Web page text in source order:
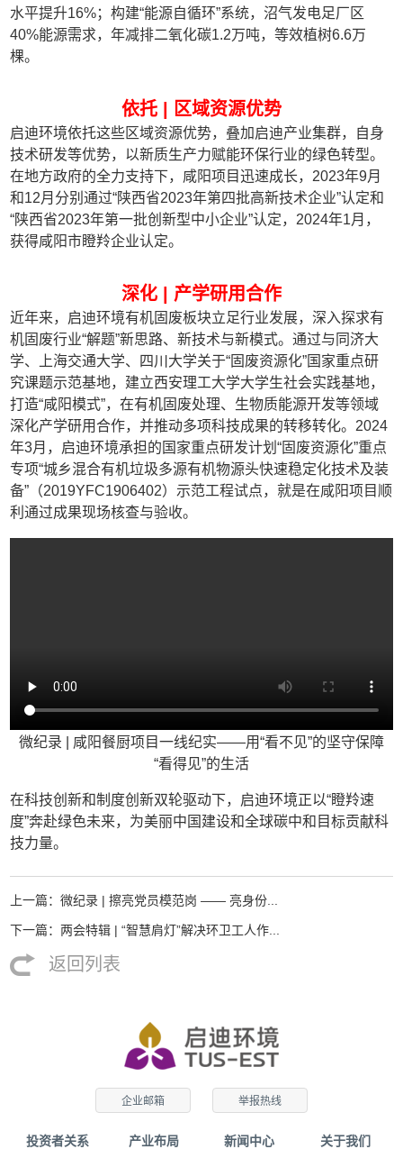
水平提升16%；构建“能源自循环”系统，沼气发电足厂区
40%能源需求，年减排二氧化碳1.2万吨，等效植树6.6万
棵。
依托 | 区域资源优势
启迪环境依托这些区域资源优势，叠加启迪产业集群，自身
技术研发等优势，以新质生产力赋能环保行业的绿色转型。
在地方政府的全力支持下，咸阳项目迅速成长，2023年9月
和12月分别通过“陕西省2023年第四批高新技术企业”认定和
“陕西省2023年第一批创新型中小企业”认定，2024年1月，
获得咸阳市瞪羚企业认定。
深化 | 产学研用合作
近年来，启迪环境有机固废板块立足行业发展，深入探求有
机固废行业“解题”新思路、新技术与新模式。通过与同济大
学、上海交通大学、四川大学关于“固废资源化”国家重点研
究课题示范基地，建立西安理工大学大学生社会实践基地，
打造“咸阳模式”，在有机固废处理、生物质能源开发等领域
深化产学研用合作，并推动多项科技成果的转移转化。2024
年3月，启迪环境承担的国家重点研发计划“固废资源化”重点
专项“城乡混合有机垃圾多源有机物源头快速稳定化技术及装
备”（2019YFC1906402）示范工程试点，就是在咸阳项目顺
利通过成果现场核查与验收。
微纪录 | 咸阳餐厨项目一线纪实——用“看不见”的坚守保障
“看得见”的生活
在科技创新和制度创新双轮驱动下，启迪环境正以“瞪羚速
度”奔赴绿色未来，为美丽中国建设和全球碳中和目标贡献科
技力量。
上一篇：微纪录 | 擦亮党员模范岗 —— 亮身份...
下一篇：两会特辑 | “智慧肩灯”解决环卫工人作...
返回列表
企业邮箱 举报热线
投资者关系 产业布局 新闻中心 关于我们